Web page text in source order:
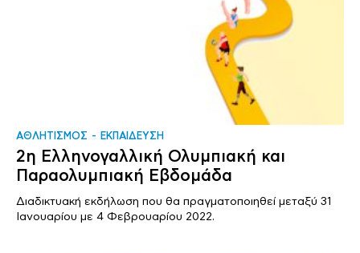
ΑΘΛΗΤΙΣΜΟΣ ΕΚΠΑΙΔΕΥΣΗ
2η Ελληνογαλλική Ολυμπιακή και
Παραολυμπιακή Εβδομάδα
Διαδικτυακή εκδήλωση που θα πραγματοποιηθεί μεταξύ 31
Ιανουαρίου με 4 Φεβρουαρίου 2022.